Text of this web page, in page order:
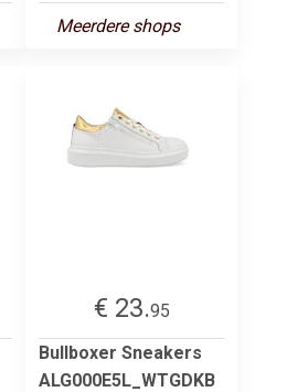
Meerdere shops
€ 23.95
Bullboxer Sneakers
ALG000E5L_WTGDKB